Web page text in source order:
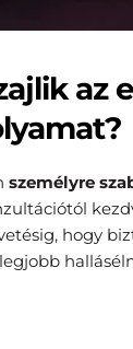
az
személyre
hogy